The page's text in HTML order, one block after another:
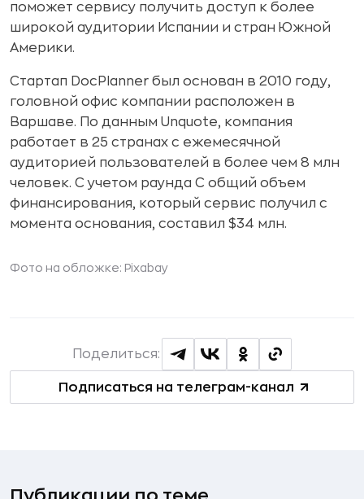
поможет сервису получить доступ к более
широкой аудитории Испании и стран Южной
Америки.
Стартап DocPlanner был основан в 2010 году,
головной офис компании расположен в
Варшаве. По данным Unquote, компания
работает в 25 странах с ежемесячной
аудиторией пользователей в более чем 8 млн
человек. С учетом раунда C общий объем
финансирования, который сервис получил с
момента основания, составил $34 млн.
Фото на обложке: Pixabay
Подписаться на телеграм-канал
Поделиться: